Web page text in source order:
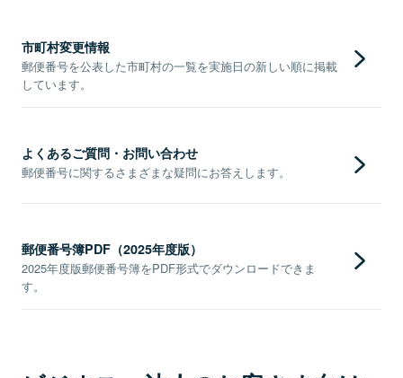
市町村変更情報
郵便番号を公表した市町村の一覧を実施日の新しい順に掲載
しています。
よくあるご質問・お問い合わせ
郵便番号に関するさまざまな疑問にお答えします。
郵便番号簿PDF（2025年度版）
2025年度版郵便番号簿をPDF形式でダウンロードできま
す。